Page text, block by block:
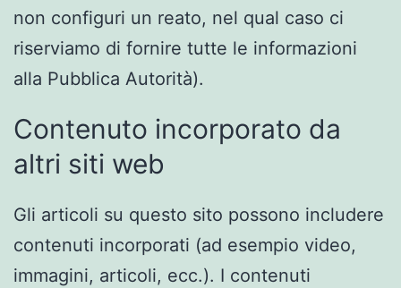
non configuri un reato, nel qual caso ci
riserviamo di fornire tutte le informazioni
alla Pubblica Autorità).
Contenuto incorporato da
altri siti web
Gli articoli su questo sito possono includere
contenuti incorporati (ad esempio video,
immagini, articoli, ecc.). I contenuti